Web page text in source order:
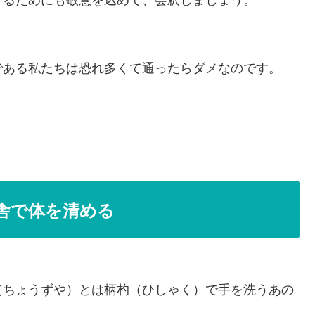
る私たちは恐れ多くて通ったらダメなのです。
体を清める
ょうずや）とは柄杓（ひしゃく）で手を洗うあの